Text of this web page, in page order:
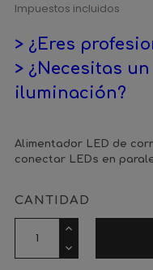
Impuestos incluidos
> ¿Eres
> ¿Necesitas
iluminación?
Alimentador LED de
conectar LEDs en
CANTIDAD